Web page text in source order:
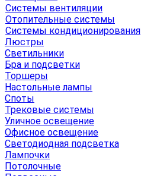
Системы вентиляции
Отопительные системы
Системы кондиционирования
Люстры
Светильники
Бра и подсветки
Торшеры
Настольные лампы
Споты
Трековые системы
Уличное освещение
Офисное освещение
Светодиодная подсветка
Лампочки
Потолочные